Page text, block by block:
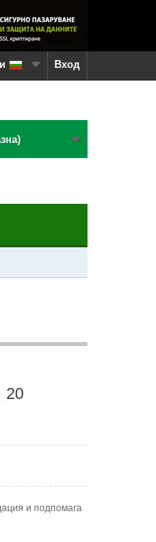
Вход
20
и подпомага